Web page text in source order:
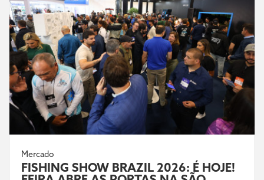
Mercado
FISHING SHOW BRAZIL 2026: É HOJE!